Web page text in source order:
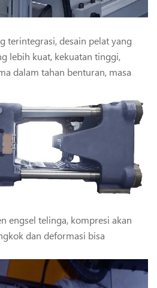
terintegrasi, desain pelat yang
lebih kuat, kekuatan tinggi,
dalam tahan benturan, masa
engsel telinga, kompresi akan
dan deformasi bisa